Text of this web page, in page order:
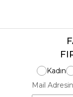
Kadın
Mail Adresin